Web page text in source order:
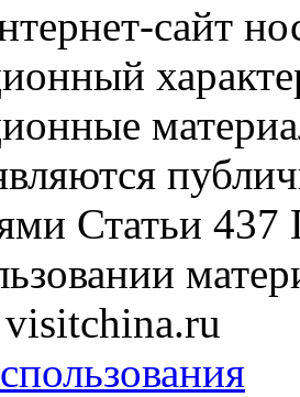
сайт
Статьи 437